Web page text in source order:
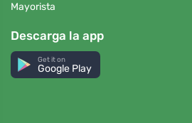
Mayorista
Descarga la app
Get it on
Google Play